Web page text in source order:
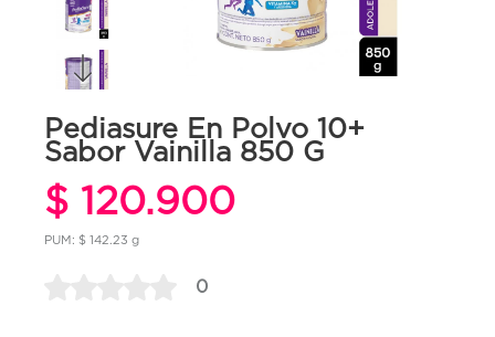
Pediasure En Polvo 10+
Sabor Vainilla 850 G
$ 120.900
PUM: $ 142.23 g
0